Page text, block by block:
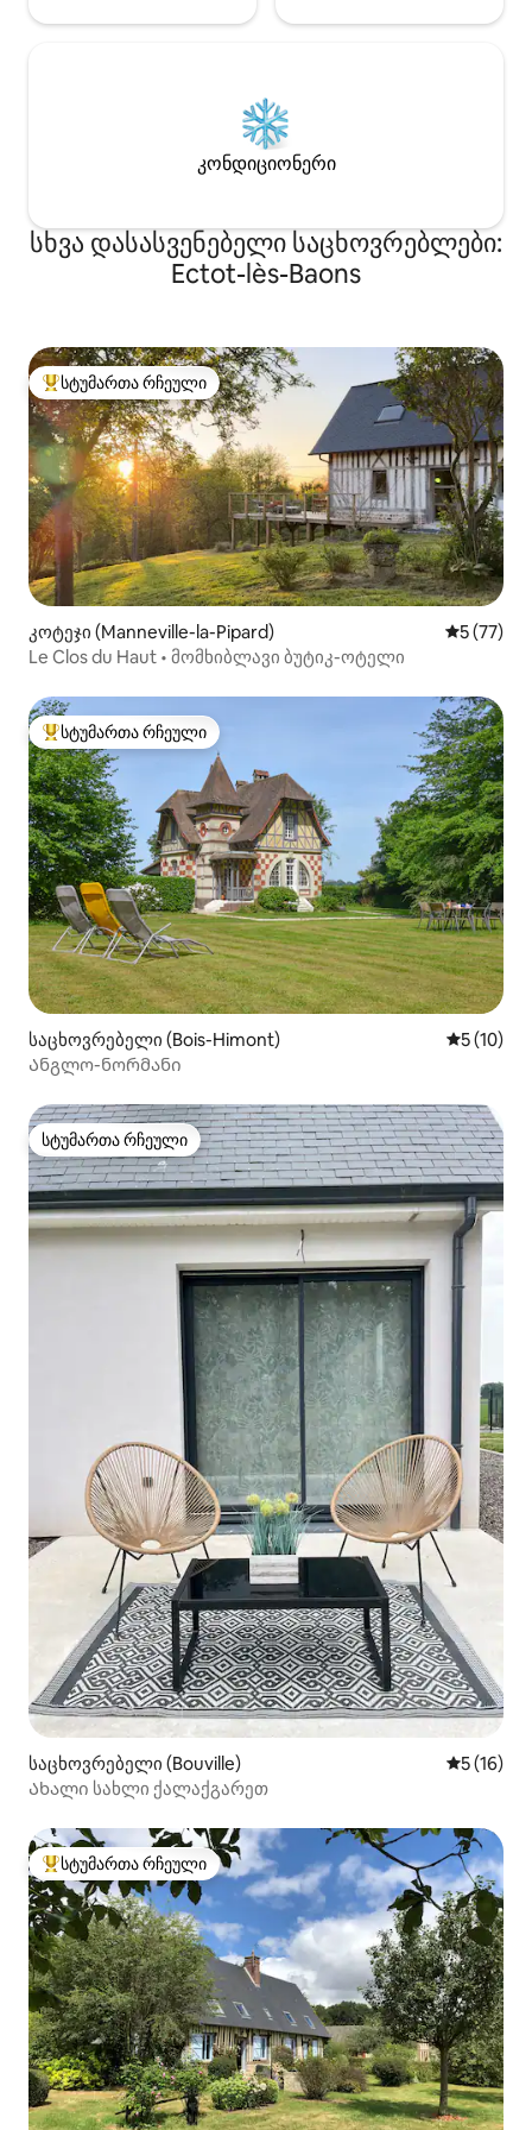
კონდიციონერი
სხვა დასასვენებელი საცხოვრებლები:
Ectot-lès-Baons
სტუმართა რჩეული მოწინავე ვარიანტი
სტუმართა რჩეული
კოტეჯი (Manneville-la-Pipard) საშუალო
5 (77)
Le Clos du Haut • მომხიბლავი ბუტიკ-ოტელი
სტუმართა რჩეული მოწინავე ვარიანტი
სტუმართა რჩეული
საცხოვრებელი (Bois-Himont) საშუალო
5 (10)
Ანგლო-ნორმანი
სტუმართა რჩეული
სტუმართა რჩეული
საცხოვრებელი (Bouville) საშუალო
5 (16)
Ახალი სახლი ქალაქგარეთ
სტუმართა რჩეული მოწინავე ვარიანტი
სტუმართა რჩეული